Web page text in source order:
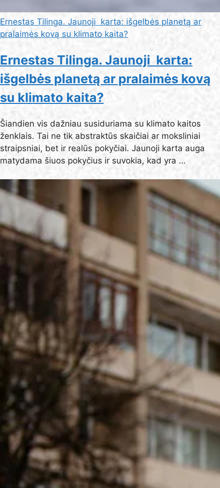
Ernestas Tilinga. Jaunoji karta: išgelbės planetą ar
pralaimės kovą su klimato kaita?
Ernestas Tilinga. Jaunoji karta:
išgelbės planetą ar pralaimės kovą
su klimato kaita?
Šiandien vis dažniau susiduriama su klimato kaitos
ženklais. Tai ne tik abstraktūs skaičiai ar moksliniai
straipsniai, bet ir realūs pokyčiai. Jaunoji karta auga
matydama šiuos pokyčius ir suvokia, kad yra …